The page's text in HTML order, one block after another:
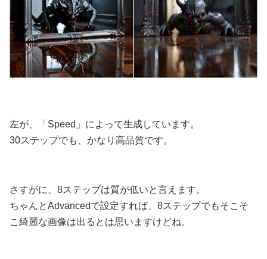
左が、「Speed」によって生成しています。
30ステップでも、かなり高品質です。
さすがに、8ステップは質が低いと言えます。
ちゃんとAdvancedで設定すれば、8ステップでもそこそ
こ綺麗な画像は出るとは思いますけどね。